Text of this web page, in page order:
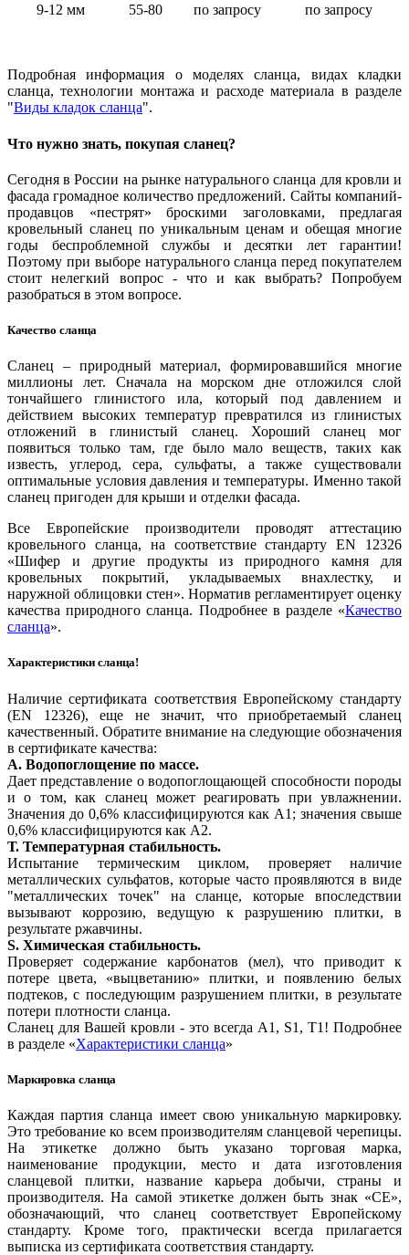
9-12 мм
55-80 по запросу по запросу
Подробная информация о моделях сланца, видах кладки
сланца, технологии монтажа и расходе материала в разделе
"Виды кладок сланца".
Что нужно знать, покупая сланец?
Сегодня в России на рынке натурального сланца для кровли и
фасада громадное количество предложений. Сайты компаний-
продавцов «пестрят» броскими заголовками, предлагая
кровельный сланец по уникальным ценам и обещая многие
годы беспроблемной службы и десятки лет гарантии!
Поэтому при выборе натурального сланца перед покупателем
стоит нелегкий вопрос - что и как выбрать? Попробуем
разобраться в этом вопросе.
Качество сланца
Сланец – природный материал, формировавшийся многие
миллионы лет. Сначала на морском дне отложился слой
тончайшего глинистого ила, который под давлением и
действием высоких температур превратился из глинистых
отложений в глинистый сланец. Хороший сланец мог
появиться только там, где было мало веществ, таких как
известь, углерод, сера, сульфаты, а также существовали
оптимальные условия давления и температуры. Именно такой
сланец пригоден для крыши и отделки фасада.
Все Европейские производители проводят аттестацию
кровельного сланца, на соответствие стандарту EN 12326
«Шифер и другие продукты из природного камня для
кровельных покрытий, укладываемых внахлестку, и
наружной облицовки стен». Норматив регламентирует оценку
качества природного сланца. Подробнее в разделе «Качество
сланца».
Характеристики сланца!
Наличие сертификата соответствия Европейскому стандарту
(EN 12326), еще не значит, что приобретаемый сланец
качественный. Обратите внимание на следующие обозначения
в сертификате качества:
А. Водопоглощение по массе.
Дает представление о водопоглощающей способности породы
и о том, как сланец может реагировать при увлажнении.
Значения до 0,6% классифицируются как A1; значения свыше
0,6% классифицируются как A2.
Т. Температурная стабильность.
Испытание термическим циклом, проверяет наличие
металлических сульфатов, которые часто проявляются в виде
"металлических точек" на сланце, которые впоследствии
вызывают коррозию, ведущую к разрушению плитки, в
результате ржавчины.
S. Химическая стабильность.
Проверяет содержание карбонатов (мел), что приводит к
потере цвета, «выцветанию» плитки, и появлению белых
подтеков, с последующим разрушением плитки, в результате
потери плотности сланца.
Сланец для Вашей кровли - это всегда A1, S1, T1! Подробнее
в разделе «Характеристики сланца»
Маркировка сланца
Каждая партия сланца имеет свою уникальную маркировку.
Это требование ко всем производителям сланцевой черепицы.
На этикетке должно быть указано торговая марка,
наименование продукции, место и дата изготовления
сланцевой плитки, название карьера добычи, страны и
производителя. На самой этикетке должен быть знак «СЕ»,
обозначающий, что сланец соответствует Европейскому
стандарту. Кроме того, практически всегда прилагается
выписка из сертификата соответствия стандарту.